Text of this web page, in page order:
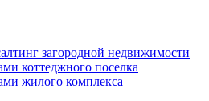
загородной недвижимости
коттеджного поселка
жилого комплекса